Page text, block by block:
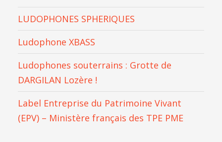
LUDOPHONES SPHERIQUES
Ludophone XBASS
Ludophones souterrains : Grotte de
DARGILAN Lozère !
Label Entreprise du Patrimoine Vivant
(EPV) – Ministère français des TPE PME